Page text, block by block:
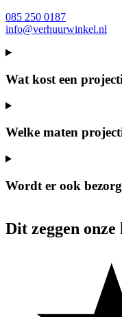
085 250 0187
info@verhuurwinkel.nl
Wat kost een
Welke maten
Wordt er ook
Dit zeggen onze